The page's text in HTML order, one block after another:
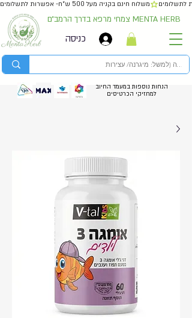
משלוח חינם בקניה מעל 500 ש״ח- אפשרות לתשלומים
צמחי מרפא בדרך הרמב״ם MENTA HERB
כניסה
הנחות נוספות במעמד החיוב
למחזיקי הכרטיסים